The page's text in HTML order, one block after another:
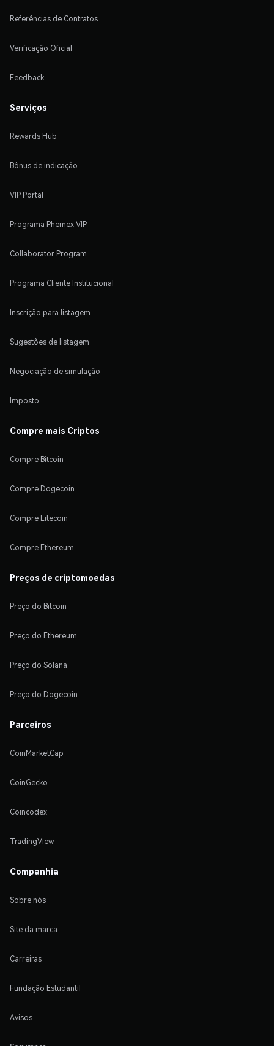
Referências de Contratos
Verificação Oficial
Feedback
Serviços
Rewards Hub
Bônus de indicação
VIP Portal
Programa Phemex VIP
Collaborator Program
Programa Cliente Institucional
Inscrição para listagem
Sugestões de listagem
Negociação de simulação
Imposto
Compre mais Criptos
Compre Bitcoin
Compre Dogecoin
Compre Litecoin
Compre Ethereum
Preços de criptomoedas
Preço do Bitcoin
Preço do Ethereum
Preço do Solana
Preço do Dogecoin
Parceiros
CoinMarketCap
CoinGecko
Coincodex
TradingView
Companhia
Sobre nós
Site da marca
Carreiras
Fundação Estudantil
Avisos